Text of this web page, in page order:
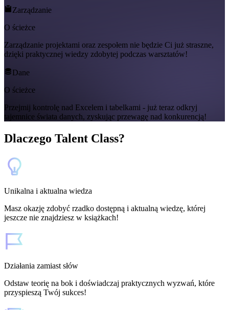
Zarządzanie
O ścieżce
Zarządzanie projektami oraz zespołem nie będzie Ci już straszne,
dzięki praktycznej wiedzy zdobytej podczas warsztatów!
Dane
O ścieżce
Przejmij kontrolę nad Excelem i tabelkami - już teraz odkryj
tajemnice świata danych, zyskując przewagę nad konkurencją!
Dlaczego Talent Class?
Unikalna i aktualna wiedza
Masz okazję zdobyć rzadko dostępną i aktualną wiedzę, której
jeszcze nie znajdziesz w książkach!
Działania zamiast słów
Odstaw teorię na bok i doświadczaj praktycznych wyzwań, które
przyspieszą Twój sukces!